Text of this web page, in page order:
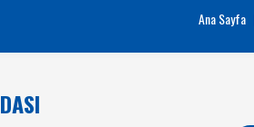
Ana Sayfa